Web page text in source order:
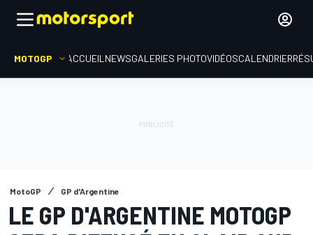
MOTOGP ACCUEIL NEWSGALERIES PHOTOVIDÉOSCALENDRIER
MotoGP GP d'Argentine
LE GP D'ARGENTINE MOTOGP